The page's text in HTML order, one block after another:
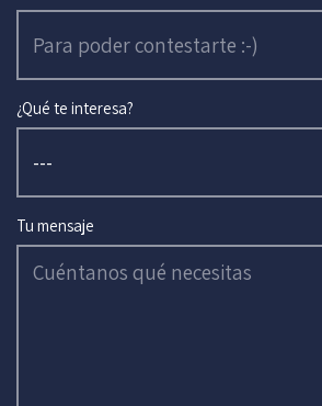
¿Qué te interesa?
Tu mensaje